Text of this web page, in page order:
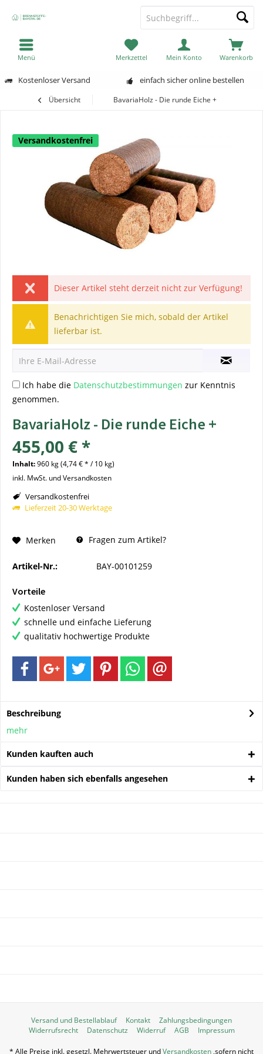
Kostenloser Versand einfach sicher online bestellen
Warenkorb
Merkzettel Mein Konto
Menü
Übersicht BavariaHolz - Die runde Eiche +
Versandkostenfrei
Dieser Artikel steht derzeit nicht zur Verfügung!
Benachrichtigen Sie mich, sobald der Artikel
lieferbar ist.
Ich habe die Datenschutzbestimmungen zur Kenntnis
genommen.
BavariaHolz - Die runde Eiche +
455,00 € *
Inhalt:960 kg (4,74 € * / 10 kg)
inkl. MwSt. und Versandkosten
Versandkostenfrei
Lieferzeit 20-30 Werktage
Merken Fragen zum Artikel?
Artikel-Nr.: BAY-00101259
Vorteile
Kostenloser Versand
schnelle und einfache Lieferung
qualitativ hochwertige Produkte
Beschreibung
mehr
Kunden kauften auch
Kunden haben sich ebenfalls angesehen
Versand und Bestellablauf Kontakt
Zahlungsbedingungen
Widerrufsrecht
Datenschutz Widerruf AGB Impressum
* Alle Preise inkl. gesetzl. Mehrwertsteuer undVersandkosten,sofern nicht